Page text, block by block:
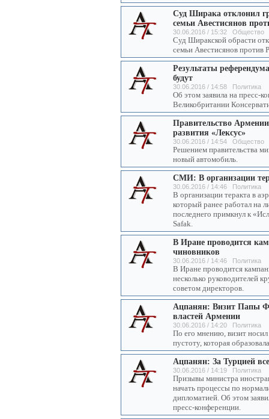
Суд Ширака отклонил
семьи Авестисянов
30.06.2016 / 15:32 Общество
Суд Ширакской обрасти
семьи Авестисянов против
Результаты
будут
30.06.2016 / 14:58 Политика
Об этом заявила на пресс-
Великобритании
Правительство
развития «Лексус»
30.06.2016 / 14:54 Общество
Решением правительства
новый автомобиль.
СМИ: В организации
30.06.2016 / 14:46 Политика
В организации теракта в
который ранее работал на
последнего примкнул к
Safak.
В Иране проводится
чиновников
30.06.2016 / 14:46 Политика
В Иране проводится
несколько руководителей
советом директоров.
Ацпанян: Визит Папы
властей Армении
30.06.2016 / 14:20 Политика
По его мнению, визит
пустоту, которая
Ацпанян: За Турцией
30.06.2016 / 14:19 Политика
Призывы министра
начать процессы по
дипломатией. Об этом
пресс-конференции.